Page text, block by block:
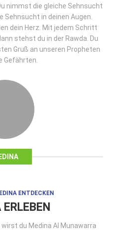
nimmst die gleiche Sehnsucht
Sehnsucht in deinen Augen.
dein Herz. Mit jedem Schritt
stehst du in der Rawda. Du
Gruß an unseren Propheten
Gefährten.
ENTDECKEN
du Medina Al Munawarra